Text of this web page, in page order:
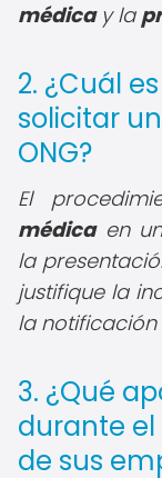
médicay la
2. ¿Cuál
solicitar
ONG?
El
médicaen
la
justifique la
la
3. ¿Qué
durante
de sus